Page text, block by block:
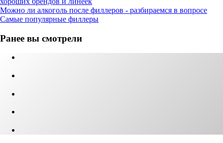
Можно ли алкоголь после филлеров - разбираемся в вопросе
Самые популярные филлеры
Ранее вы смотрели